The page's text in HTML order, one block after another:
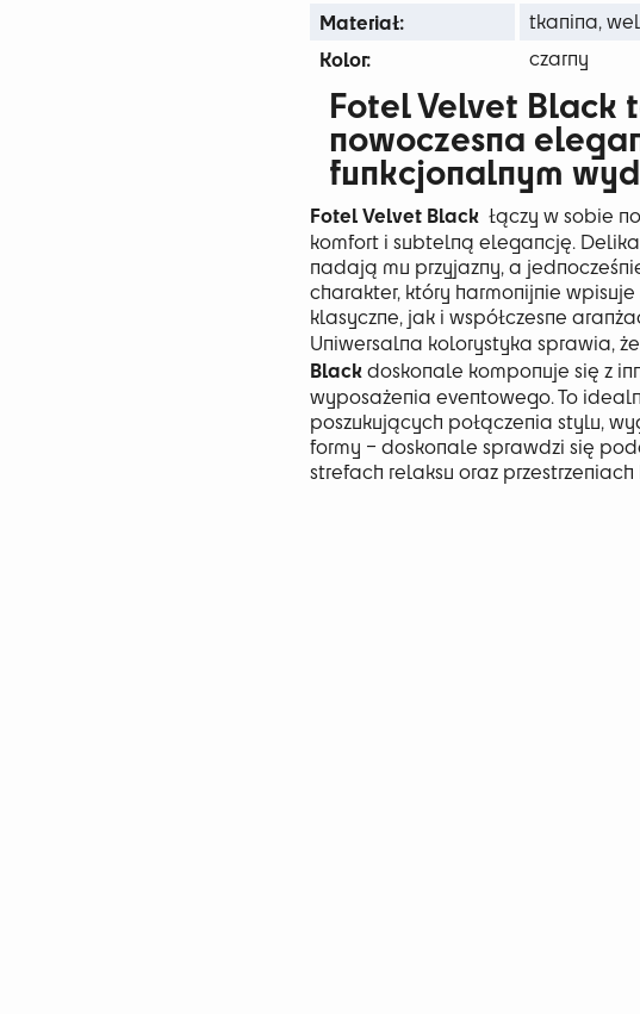
Materiał: tkanina,
Kolor: czarny
Fotel Velvet Black
nowoczesna
funkcjonalnym
Fotel Velvet Black łączy w sobie
komfort i subtelną elegancję.
nadają mu przyjazny, a
charakter, który harmonijnie
klasyczne, jak i współczesne
Uniwersalna kolorystyka sprawia, że
Blackdoskonale komponuje się z
wyposażenia eventowego. To
poszukujących połączenia stylu,
formy – doskonale sprawdzi się
strefach relaksu oraz przestrzeniach